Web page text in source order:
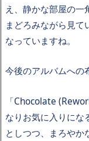
え、静かな部屋の一
まどろみながら見
なっていますね。
今後のアルバムへの
「Chocolate
なりお気に入りにな
としつつ、まろやか